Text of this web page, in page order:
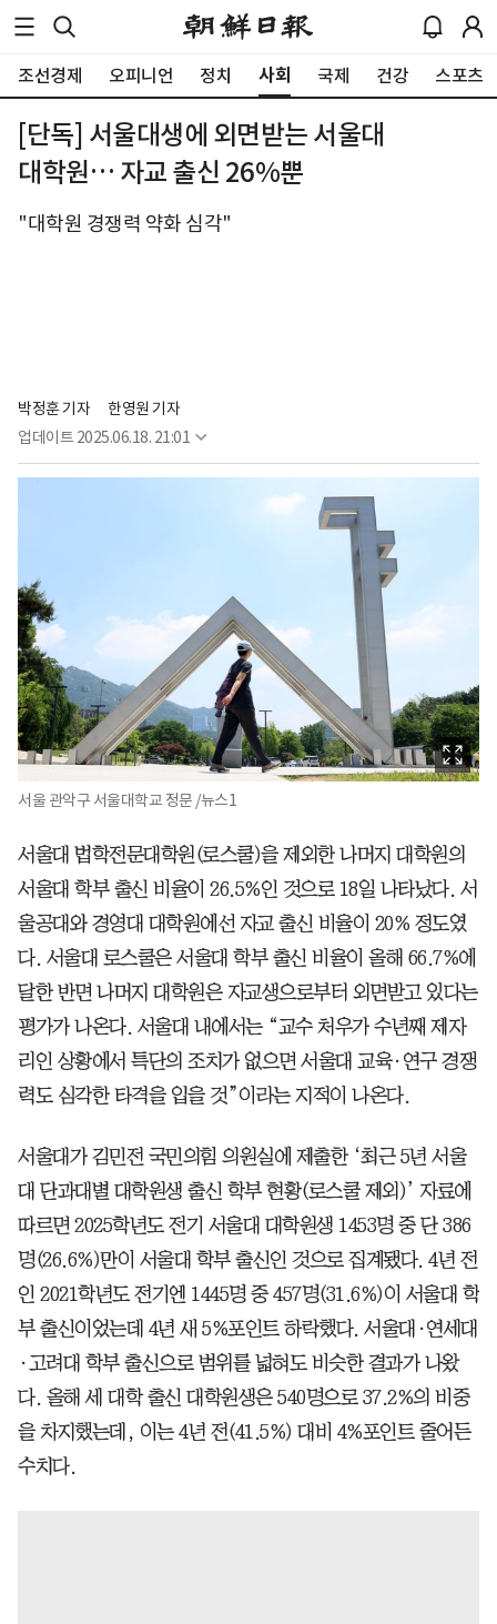
조선경제 오피니언 정치 사회 국제 건강 스포츠
[단독] 서울대생에 외면받는 서울대
대학원… 자교 출신 26%뿐
"대학원 경쟁력 약화 심각"
박정훈 기자
한영원 기자
업데이트 2025.06.18. 21:01
서울 관악구 서울대학교 정문 /뉴스1
서울대 법학전문대학원(로스쿨)을 제외한 나머지 대학원의
서울대 학부 출신 비율이 26.5%인 것으로 18일 나타났다. 서
울공대와 경영대 대학원에선 자교 출신 비율이 20% 정도였
다. 서울대 로스쿨은 서울대 학부 출신 비율이 올해 66.7%에
달한 반면 나머지 대학원은 자교생으로부터 외면받고 있다는
평가가 나온다. 서울대 내에서는 “교수 처우가 수년째 제자
리인 상황에서 특단의 조치가 없으면 서울대 교육·연구 경쟁
력도 심각한 타격을 입을 것”이라는 지적이 나온다.
서울대가 김민전 국민의힘 의원실에 제출한 ‘최근 5년 서울
대 단과대별 대학원생 출신 학부 현황(로스쿨 제외)’ 자료에
따르면 2025학년도 전기 서울대 대학원생 1453명 중 단 386
명(26.6%)만이 서울대 학부 출신인 것으로 집계됐다. 4년 전
인 2021학년도 전기엔 1445명 중 457명(31.6%)이 서울대 학
부 출신이었는데 4년 새 5%포인트 하락했다. 서울대·연세대
·고려대 학부 출신으로 범위를 넓혀도 비슷한 결과가 나왔
다. 올해 세 대학 출신 대학원생은 540명으로 37.2%의 비중
을 차지했는데, 이는 4년 전(41.5%) 대비 4%포인트 줄어든
수치다.